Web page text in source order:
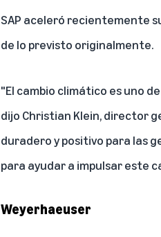
SAP aceleró recientemente
de lo previsto originalmente.
"El cambio climático es uno
dijo Christian Klein, director
duradero y positivo para las
para ayudar a impulsar este
Weyerhaeuser